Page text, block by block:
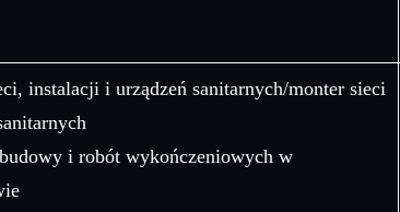
instalacji i urządzeń sanitarnych/monter sieci
i robót wykończeniowych w